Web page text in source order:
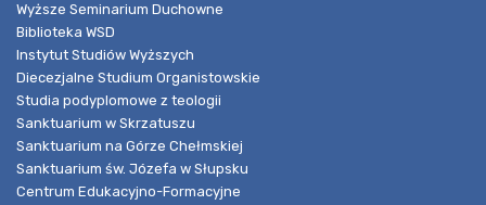
Wyższe Seminarium Duchowne
Biblioteka WSD
Instytut Studiów Wyższych
Diecezjalne Studium Organistowskie
Studia podyplomowe z teologii
Sanktuarium w Skrzatuszu
Sanktuarium na Górze Chełmskiej
Sanktuarium św. Józefa w Słupsku
Centrum Edukacyjno-Formacyjne